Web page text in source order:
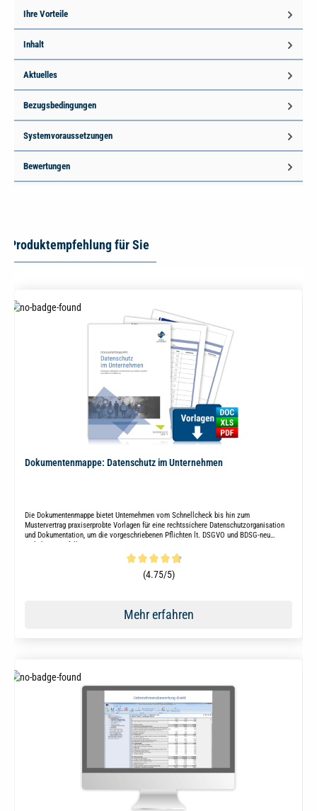
Ihre Vorteile
Inhalt
Aktuelles
Bezugsbedingungen
Systemvoraussetzungen
Bewertungen
Produktempfehlung für Sie
Dokumentenmappe: Datenschutz im Unternehmen
Die Dokumentenmappe bietet Unternehmen vom Schnellcheck bis hin zum
Mustervertrag praxiserprobte Vorlagen für eine rechtssichere Datenschutzorganisation
und Dokumentation, um die vorgeschriebenen Pflichten lt. DSGVO und BDSG-neu
Durchschnittliche Bewertung von 4.7 von 5 Sternen
(4.75/5)
Mehr erfahren